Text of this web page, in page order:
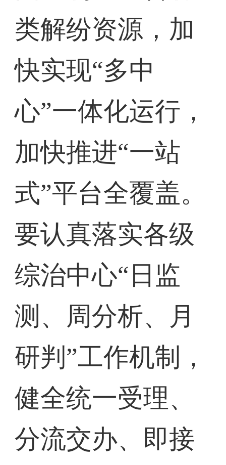
类解纷资源，加
快实现“多中
心”一体化运行，
加快推进“一站
式”平台全覆盖。
要认真落实各级
综治中心“日监
测、周分析、月
研判”工作机制，
健全统一受理、
分流交办、即接